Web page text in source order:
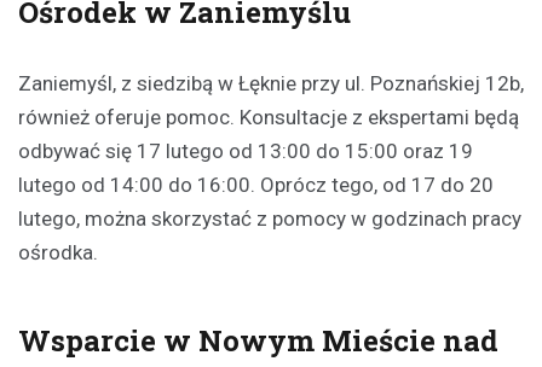
Ośrodek w Zaniemyślu
Zaniemyśl, z siedzibą w Łęknie przy ul. Poznańskiej 12b,
również oferuje pomoc. Konsultacje z ekspertami będą
odbywać się 17 lutego od 13:00 do 15:00 oraz 19
lutego od 14:00 do 16:00. Oprócz tego, od 17 do 20
lutego, można skorzystać z pomocy w godzinach pracy
ośrodka.
Wsparcie w Nowym Mieście nad